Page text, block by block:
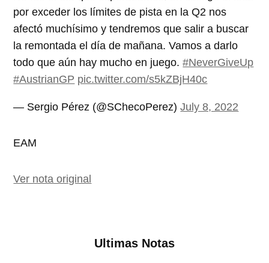
por exceder los límites de pista en la Q2 nos
afectó muchísimo y tendremos que salir a buscar
la remontada el día de mañana. Vamos a darlo
todo que aún hay mucho en juego.#NeverGiveUp
#AustrianGP pic.twitter.com/s5kZBjH40c
— Sergio Pérez (@SChecoPerez)July 8, 2022
EAM
Ver nota original
Ultimas Notas